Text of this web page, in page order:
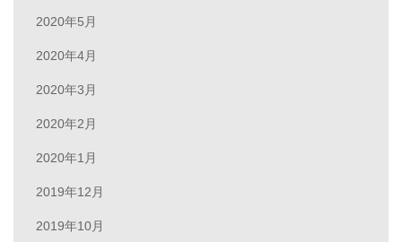
2020年5月
2020年4月
2020年3月
2020年2月
2020年1月
2019年12月
2019年10月